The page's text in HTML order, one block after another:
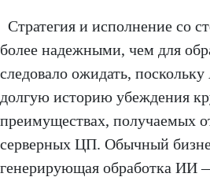
Стратегия и исполнение со
более надежными, чем для
следовало ожидать,
долгую историю убеждения
преимуществах, получаемых
серверных ЦП. Обычный
генерирующая обработка ИИ